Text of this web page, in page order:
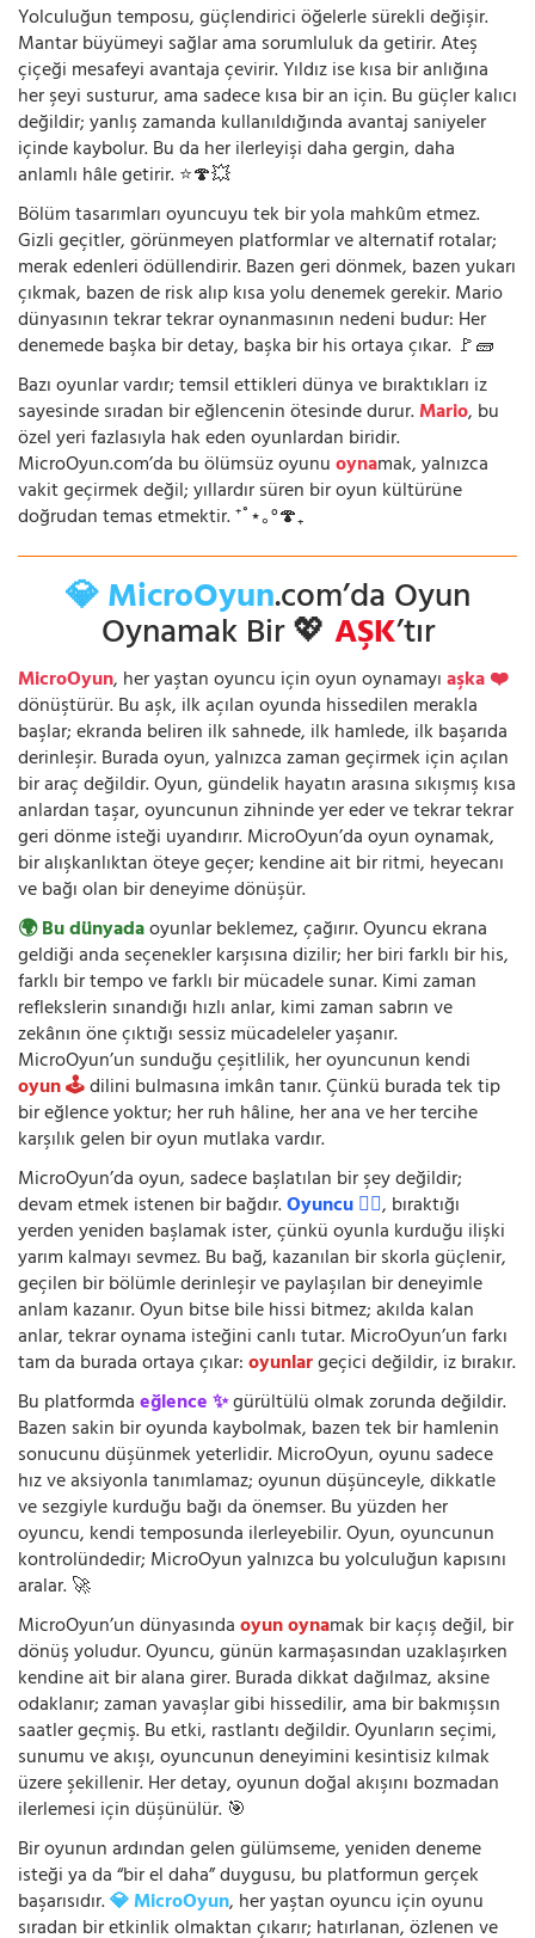
Yolculuğun temposu, güçlendirici öğelerle sürekli değişir.
Mantar büyümeyi sağlar ama sorumluluk da getirir. Ateş
çiçeği mesafeyi avantaja çevirir. Yıldız ise kısa bir anlığına
her şeyi susturur, ama sadece kısa bir an için. Bu güçler kalıcı
değildir; yanlış zamanda kullanıldığında avantaj saniyeler
içinde kaybolur. Bu da her ilerleyişi daha gergin, daha
anlamlı hâle getirir. ⭐🍄💥
Bölüm tasarımları oyuncuyu tek bir yola mahkûm etmez.
Gizli geçitler, görünmeyen platformlar ve alternatif rotalar;
merak edenleri ödüllendirir. Bazen geri dönmek, bazen yukarı
çıkmak, bazen de risk alıp kısa yolu denemek gerekir. Mario
dünyasının tekrar tekrar oynanmasının nedeni budur: Her
denemede başka bir detay, başka bir his ortaya çıkar. 🚩🧱
Bazı oyunlar vardır; temsil ettikleri dünya ve bıraktıkları iz
sayesinde sıradan bir eğlencenin ötesinde durur.Mario, bu
özel yeri fazlasıyla hak eden oyunlardan biridir.
MicroOyun.com’da bu ölümsüz oyunuoynamak, yalnızca
vakit geçirmek değil; yıllardır süren bir oyun kültürüne
doğrudan temas etmektir. ⁺˚⋆｡°🍄₊
💎 MicroOyun.com’da Oyun
Oynamak Bir 💖AŞK’tır
MicroOyun, her yaştan oyuncu için oyun oynamayıaşka ❤️
dönüştürür. Bu aşk, ilk açılan oyunda hissedilen merakla
başlar; ekranda beliren ilk sahnede, ilk hamlede, ilk başarıda
derinleşir. Burada oyun, yalnızca zaman geçirmek için açılan
bir araç değildir. Oyun, gündelik hayatın arasına sıkışmış kısa
anlardan taşar, oyuncunun zihninde yer eder ve tekrar tekrar
geri dönme isteği uyandırır. MicroOyun’da oyun oynamak,
bir alışkanlıktan öteye geçer; kendine ait bir ritmi, heyecanı
ve bağı olan bir deneyime dönüşür.
🌍 Bu dünyadaoyunlar beklemez, çağırır. Oyuncu ekrana
geldiği anda seçenekler karşısına dizilir; her biri farklı bir his,
farklı bir tempo ve farklı bir mücadele sunar. Kimi zaman
reflekslerin sınandığı hızlı anlar, kimi zaman sabrın ve
zekânın öne çıktığı sessiz mücadeleler yaşanır.
MicroOyun’un sunduğu çeşitlilik, her oyuncunun kendi
oyun 🕹️dilini bulmasına imkân tanır. Çünkü burada tek tip
bir eğlence yoktur; her ruh hâline, her ana ve her tercihe
karşılık gelen bir oyun mutlaka vardır.
MicroOyun’da oyun, sadece başlatılan bir şey değildir;
devam etmek istenen bir bağdır.Oyuncu 🧍‍♂️, bıraktığı
yerden yeniden başlamak ister, çünkü oyunla kurduğu ilişki
yarım kalmayı sevmez. Bu bağ, kazanılan bir skorla güçlenir,
geçilen bir bölümle derinleşir ve paylaşılan bir deneyimle
anlam kazanır. Oyun bitse bile hissi bitmez; akılda kalan
anlar, tekrar oynama isteğini canlı tutar. MicroOyun’un farkı
tam da burada ortaya çıkar:oyunlargeçici değildir, iz bırakır.
Bu platformdaeğlence ✨gürültülü olmak zorunda değildir.
Bazen sakin bir oyunda kaybolmak, bazen tek bir hamlenin
sonucunu düşünmek yeterlidir. MicroOyun, oyunu sadece
hız ve aksiyonla tanımlamaz; oyunun düşünceyle, dikkatle
ve sezgiyle kurduğu bağı da önemser. Bu yüzden her
oyuncu, kendi temposunda ilerleyebilir. Oyun, oyuncunun
kontrolündedir; MicroOyun yalnızca bu yolculuğun kapısını
aralar. 🚀
MicroOyun’un dünyasındaoyun oynamak bir kaçış değil, bir
dönüş yoludur. Oyuncu, günün karmaşasından uzaklaşırken
kendine ait bir alana girer. Burada dikkat dağılmaz, aksine
odaklanır; zaman yavaşlar gibi hissedilir, ama bir bakmışsın
saatler geçmiş. Bu etki, rastlantı değildir. Oyunların seçimi,
sunumu ve akışı, oyuncunun deneyimini kesintisiz kılmak
üzere şekillenir. Her detay, oyunun doğal akışını bozmadan
ilerlemesi için düşünülür. 🎯
Bir oyunun ardından gelen gülümseme, yeniden deneme
isteği ya da “bir el daha” duygusu, bu platformun gerçek
başarısıdır.💎 MicroOyun, her yaştan oyuncu için oyunu
sıradan bir etkinlik olmaktan çıkarır; hatırlanan, özlenen ve